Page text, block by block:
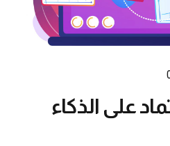
على الذكاء